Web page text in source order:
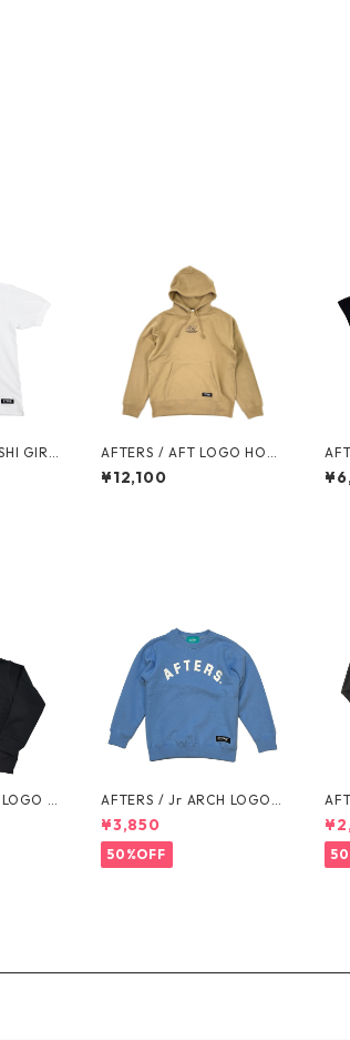
GIRL
AFTERS / AFT LOGO HOO
DIE
¥12,100
TEE
H
AFTERS / Jr ARCH LOGO S
WEAT
¥3,850
50%OFF
TEE